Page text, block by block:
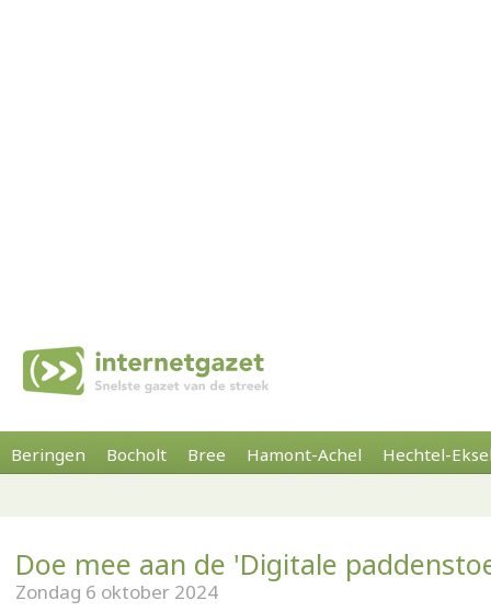
Beringen Bocholt Bree Hamont-Achel Hechtel-
Doe mee aan de 'Digitale
Zondag 6 oktober 2024